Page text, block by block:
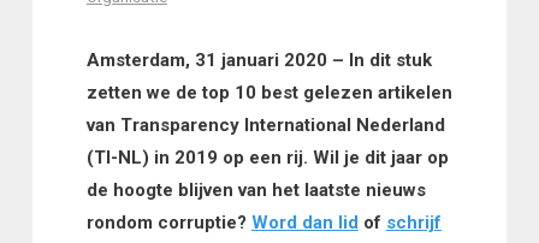
Amsterdam, 31 januari 2020 – In dit stuk
zetten we de top 10 best gelezen artikelen
van Transparency International Nederland
(TI-NL) in 2019 op een rij. Wil je dit jaar op
de hoogte blijven van het laatste nieuws
rondom corruptie? Word dan lid of schrijf